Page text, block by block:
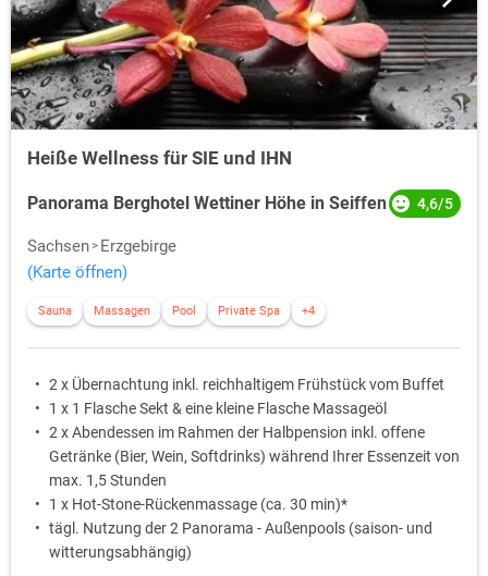
Heiße Wellness für SIE und IHN
Panorama Berghotel Wettiner Höhe in Seiffen 4,6/5
Sachsen
Erzgebirge
(Karte öffnen)
Sauna Massagen Pool Private Spa +4
2 x Übernachtung inkl. reichhaltigem Frühstück vom Buffet
1 x 1 Flasche Sekt & eine kleine Flasche Massageöl
2 x Abendessen im Rahmen der Halbpension inkl. offene
Getränke (Bier, Wein, Softdrinks) während Ihrer Essenzeit von
max. 1,5 Stunden
1 x Hot-Stone-Rückenmassage (ca. 30 min)*
tägl. Nutzung der 2 Panorama - Außenpools (saison- und
witterungsabhängig)